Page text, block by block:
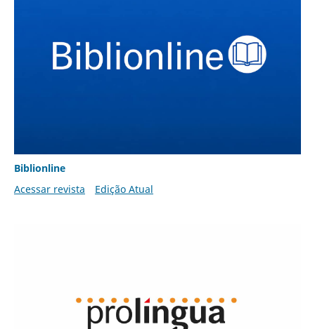
Biblionline
Acessar revista
Edição Atual